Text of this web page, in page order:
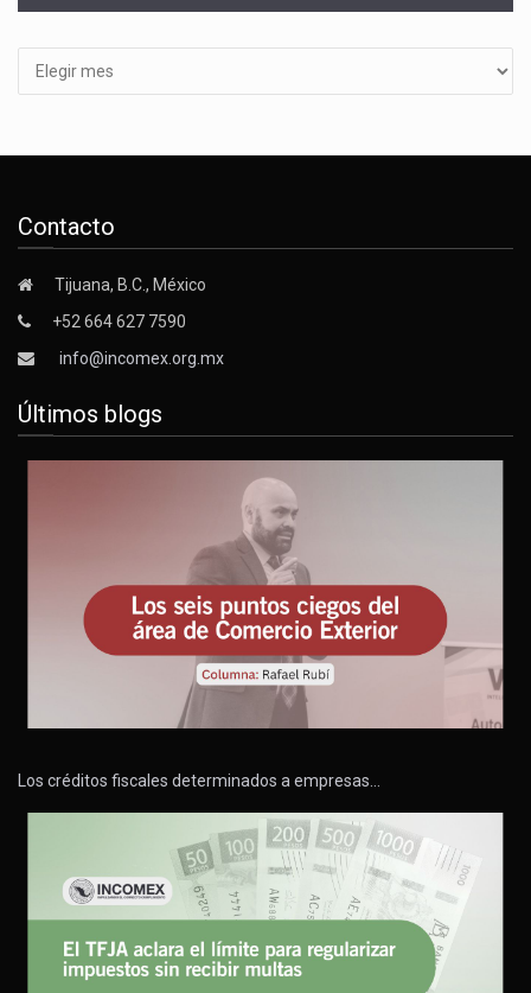
Contacto
Tijuana, B.C., México
+52 664 627 7590
info@incomex.org.mx
Últimos blogs
Los créditos fiscales determinados a empresas…